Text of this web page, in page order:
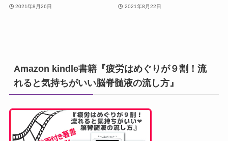
2021年8月26日 2021年8月22日
Amazon kindle書籍『疲労はめぐりが９割！流
れると気持ちがいい脳脊髄液の流し方』